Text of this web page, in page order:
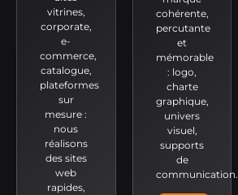
vitrines,
corporate,
e-
commerce,
catalogue,
plateformes
sur
mesure :
nous
réalisons
des sites
web
rapides,
cohérente,
percutante
et
mémorable
: logo,
charte
graphique,
univers
visuel,
supports
de
communication.